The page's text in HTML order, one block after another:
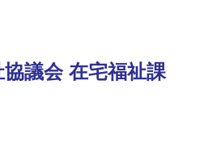
議会 在宅福祉課